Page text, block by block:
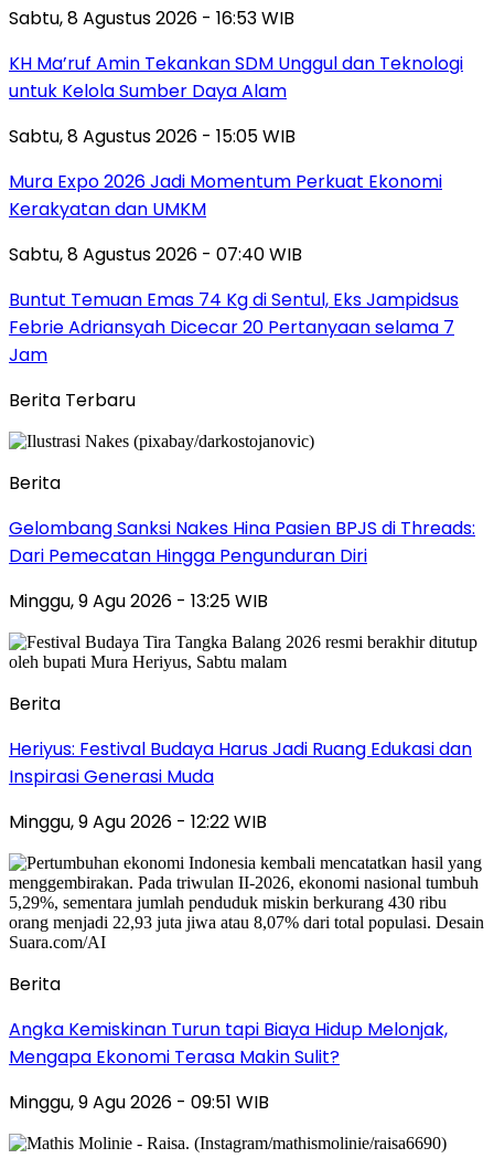
Sabtu, 8 Agustus 2026 - 16:53 WIB
KH Ma’ruf Amin Tekankan SDM Unggul dan Teknologi
untuk Kelola Sumber Daya Alam
Sabtu, 8 Agustus 2026 - 15:05 WIB
Mura Expo 2026 Jadi Momentum Perkuat Ekonomi
Kerakyatan dan UMKM
Sabtu, 8 Agustus 2026 - 07:40 WIB
Buntut Temuan Emas 74 Kg di Sentul, Eks Jampidsus
Febrie Adriansyah Dicecar 20 Pertanyaan selama 7
Jam
Berita Terbaru
Berita
Gelombang Sanksi Nakes Hina Pasien BPJS di Threads:
Dari Pemecatan Hingga Pengunduran Diri
Minggu, 9 Agu 2026 - 13:25 WIB
Berita
Heriyus: Festival Budaya Harus Jadi Ruang Edukasi dan
Inspirasi Generasi Muda
Minggu, 9 Agu 2026 - 12:22 WIB
Berita
Angka Kemiskinan Turun tapi Biaya Hidup Melonjak,
Mengapa Ekonomi Terasa Makin Sulit?
Minggu, 9 Agu 2026 - 09:51 WIB